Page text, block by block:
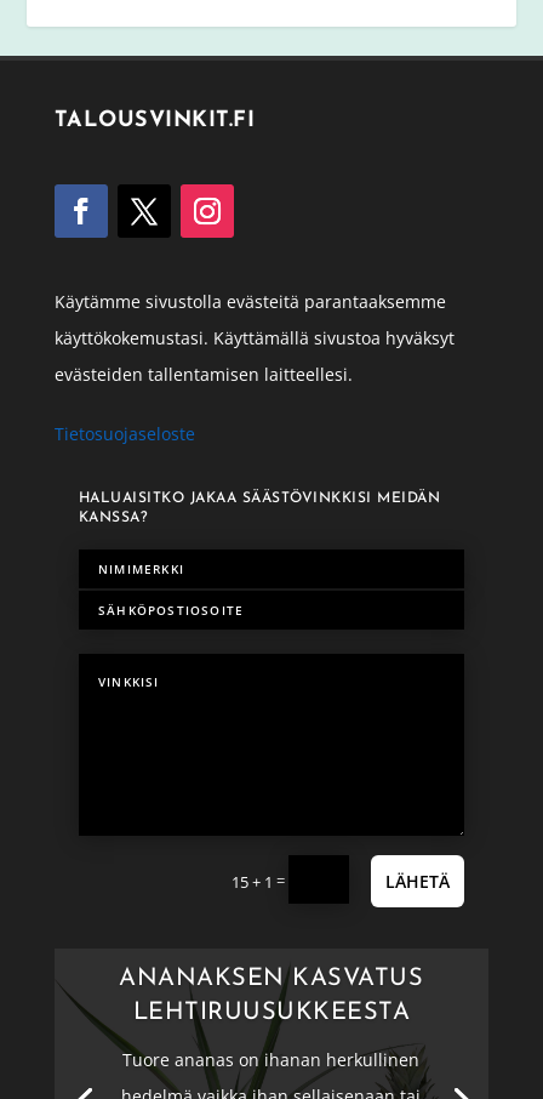
TALOUSVINKIT.FI
Käytämme sivustolla evästeitä parantaaksemme
käyttökokemustasi. Käyttämällä sivustoa hyväksyt
evästeiden tallentamisen laitteellesi.
Tietosuojaseloste
HALUAISITKO JAKAA SÄÄSTÖVINKKISI MEIDÄN
KANSSA?
15 + 1 = LÄHETÄ
ANANAKSEN KASVATUS
LEHTIRUUSUKKEESTA
Tuore ananas on ihanan herkullinen